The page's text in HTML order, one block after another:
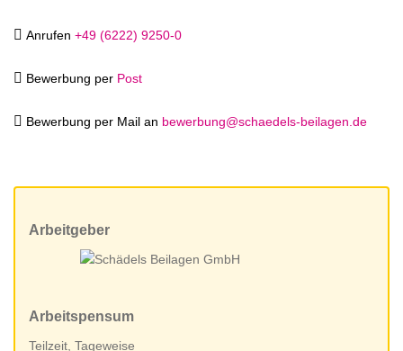
 Anrufen +49 (6222) 9250-0
 Bewerbung per Post
 Bewerbung per Mail an bewerbung@schaedels-beilagen.de
Arbeitgeber
Arbeitspensum
Teilzeit, Tageweise